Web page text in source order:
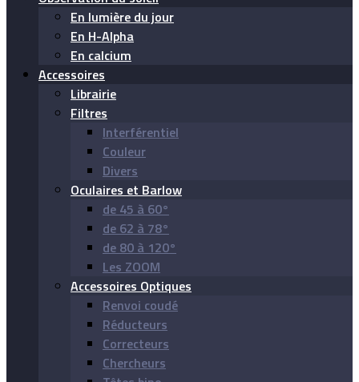
En lumière du jour
En H-Alpha
En calcium
Accessoires
Librairie
Filtres
Interférentiel
Couleur
Divers
Oculaires et Barlow
de 45 à 60°
de 62 à 78°
de 80 à 120°
Les ZOOM
Accessoires Optiques
Renvoi coudé
Réducteurs
Correcteurs
Chercheurs